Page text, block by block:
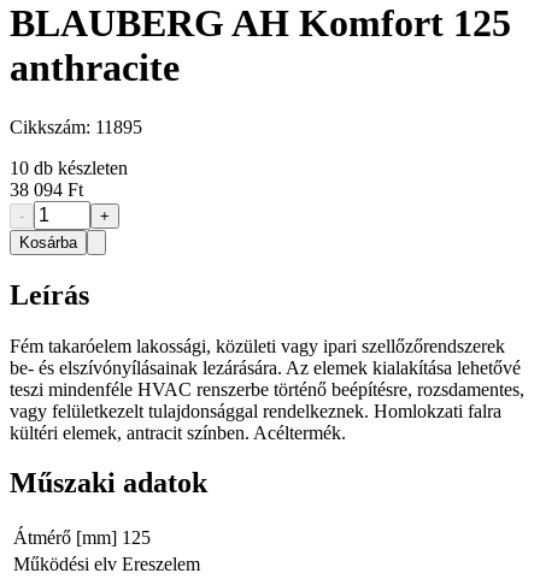
BLAUBERG AH Komfort 125
anthracite
Cikkszám: 11895
10 db készleten
38 094 Ft
-
+
Kosárba
Leírás
Fém takaróelem lakossági, közületi vagy ipari szellőzőrendszerek
be- és elszívónyílásainak lezárására. Az elemek kialakítása lehetővé
teszi mindenféle HVAC renszerbe történő beépítésre, rozsdamentes,
vagy felületkezelt tulajdonsággal rendelkeznek. Homlokzati falra
kültéri elemek, antracit színben. Acéltermék.
Műszaki adatok
Átmérő [mm] 125
Működési elv Ereszelem